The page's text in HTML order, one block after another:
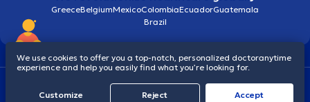
GreeceBelgiumMexicoColombiaEcuadorGuatemala
Brazil
Cookiesdoctoranytime: Data Protection Policy
© 2026 doctoranytime
We use cookies to offer you a top-notch, personalized doctoranytime
experience and help you easily find what you’re looking for.
Customize Reject Accept